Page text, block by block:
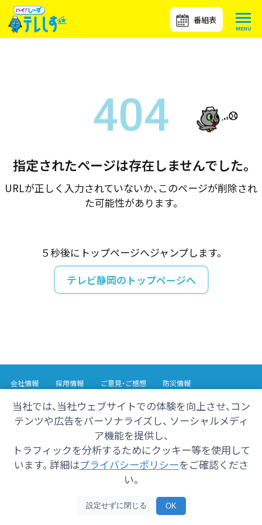
番組表
当社では、当社ウェブサイトでの体験を向上させ、コン
テンツや広告をパーソナライズし、 ソーシャルメディ
ア機能を提供し、
トラフィックを分析するためにクッキー等を使用して
います。 詳細はプライバシーポリシーをご確認くださ
い。
設定せずに閉じる OK
指定されたページは存在しませんでした。
URLが正しく入力されていないか、このページが削除され
た可能性があります。
５秒後にトップページへジャンプします。
テレビ静岡のトップページへ
会社情報 採用情報 ご意見・ご感想
防災情報
Copyright© 2025 SHIZUOKA TELECASTING Co.,Ltd.
All Rights Reserved.